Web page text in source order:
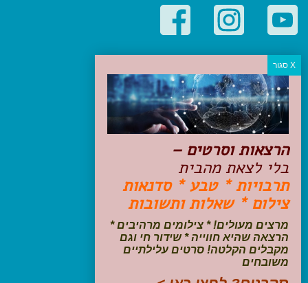
קטגוריות פופולריות
יעדים
טיולים בישראל
מלונות בוטיק בישראל
טיפים והמלצות
הכנות לנסיעה
טיולי ג'יפים
טיולים עם ילדים
שייט, הפלגות, קרוזים
עקבו אחרינו בפייסבוק
הרצאות וסרטים –
בלי לצאת מהבית
תרבויות * טבע * סדנאות
צילום * שאלות ותשובות
מרצים מעולים! * צילומים מרהיבים *
הרצאה שהיא חווייה * שידור חי וגם
מקבלים הקלטה! סרטים עלילתיים
משובחים